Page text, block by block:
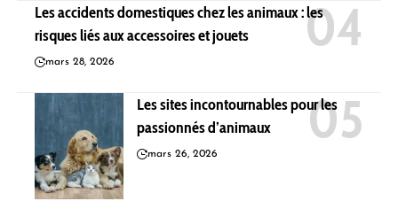
Les accidents domestiques chez les animaux : les
risques liés aux accessoires et jouets
mars 28, 2026
Les sites incontournables pour les
passionnés d’animaux
mars 26, 2026